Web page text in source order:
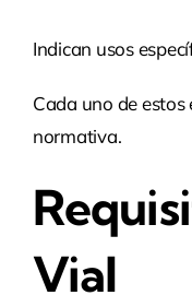
Indican usos
Cada uno de
normativa.
Vial